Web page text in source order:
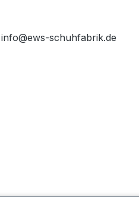
schuhfabrik.de